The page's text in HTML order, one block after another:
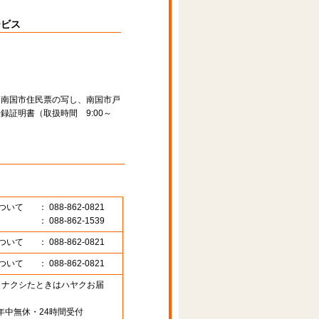
ス
国市住民票の写し、南国市戸
証明書（取扱時間 9:00～
いて
： 088-862-0821
： 088-862-1539
いて ： 088-862-0821
いて ： 088-862-0821
クシたときはハヤクお届
中無休・24時間受付